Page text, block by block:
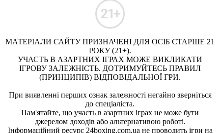
МАТЕРІАЛИ САЙТУ ПРИЗНАЧЕНІ ДЛЯ ОСІБ СТАРШЕ 21
РОКУ (21+).
УЧАСТЬ В АЗАРТНИХ ІГРАХ МОЖЕ ВИКЛИКАТИ
ІГРОВУ ЗАЛЕЖНІСТЬ. ДОТРИМУЙТЕСЬ ПРАВИЛ
(ПРИНЦИПІВ) ВІДПОВІДАЛЬНОЇ ГРИ.
При виявленні перших ознак залежності негайно зверніться
до спеціаліста.
Пам'ятайте, що участь в азартних іграх не може бути
джерелом доходів або альтернативою роботі.
Інформаційний ресурс 24boxing.com.ua не проводить ігри на